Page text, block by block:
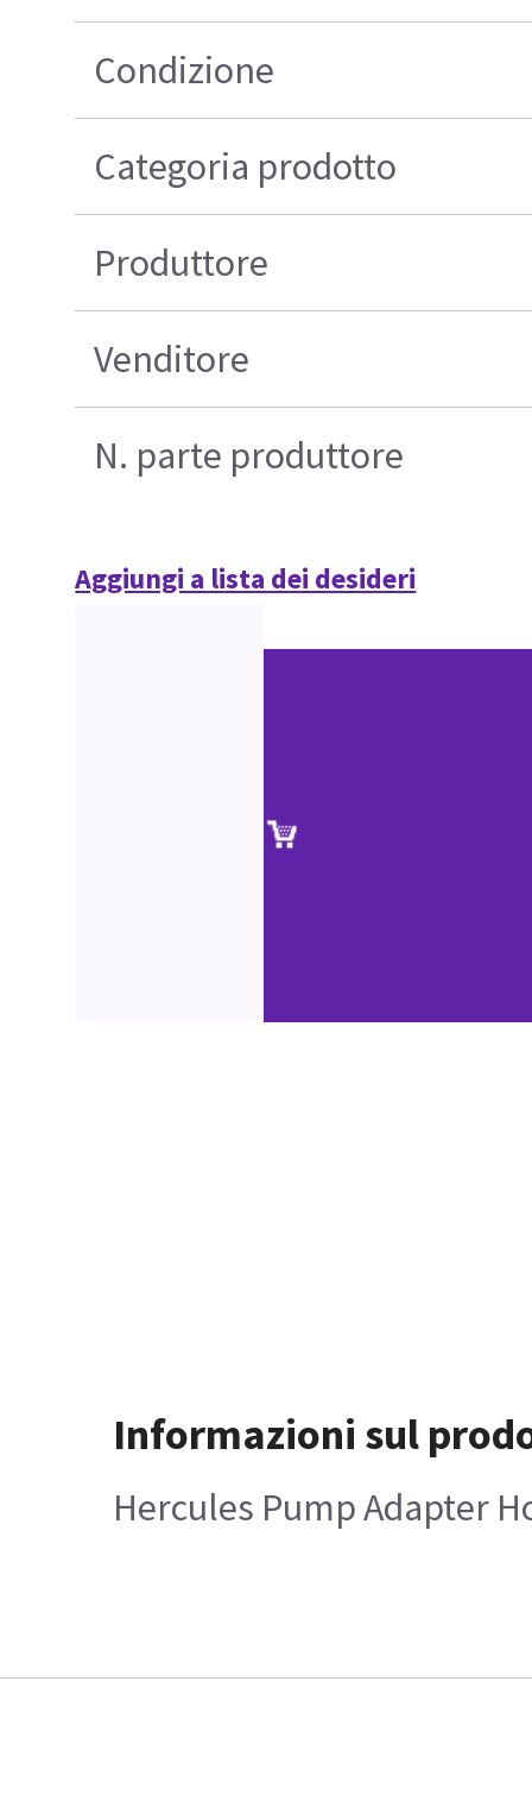
Condizione
Categoria prodotto
Produttore
Venditore
N. parte produttore
Aggiungi a lista dei desideri
Informazioni sul
Hercules Pump Adapter